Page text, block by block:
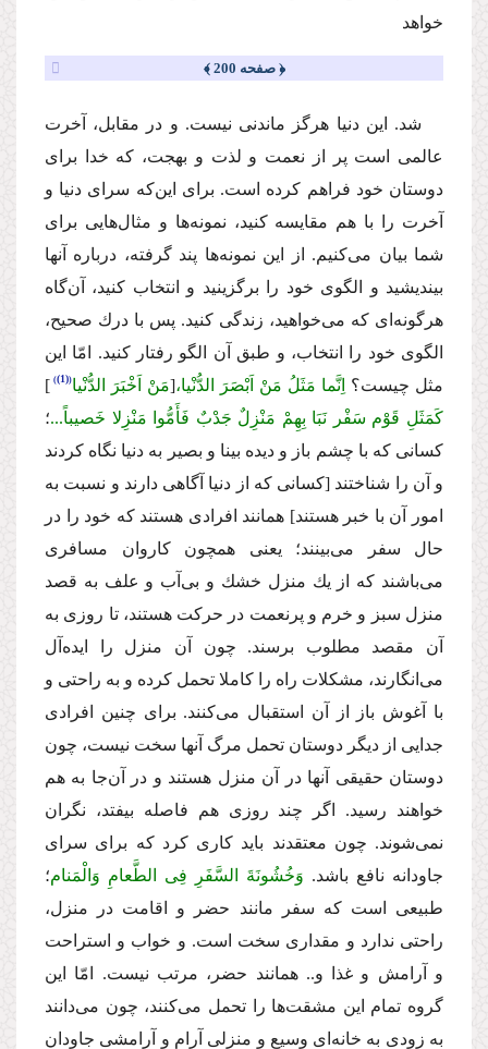
خواهد
﴿ صفحه 200 ﴾
شد. این دنیا هرگز ماندنى نیست. و در مقابل، آخرت
عالمى است پر از نعمت و لذت و بهجت، كه خدا براى
دوستان خود فراهم كرده است. براى این‌كه سراى دنیا و
آخرت را با هم مقایسه كنید، نمونه‌ها و مثال‌هایى براى
شما بیان مى‌كنیم. از این نمونه‌ها پند گرفته، درباره آنها
بیندیشید و الگوى خود را برگزینید و انتخاب كنید، آن‌گاه
هرگونه‌اى كه مى‌خواهید، زندگى كنید. پس با درك صحیح،
الگوى خود را انتخاب، و طبق آن الگو رفتار كنید. امّا این
مثل چیست؟ اِنَّما مَثَلُ مَنْ اَبْصَرَ الدُّنْیا،[مَنْ اَخْبَرَ الدُّنْیا (1)
]
كَمَثَلِ قَوْم سَفْر نَبَا بِهِمْ مَنْزِلٌ جَدْبٌ فَأَمُّوا مَنْزِلا خَصیباً...؛
كسانى كه با چشم باز و دیده بینا و بصیر به دنیا نگاه كردند
و آن را شناختند [كسانى كه از دنیا آگاهى دارند و نسبت به
امور آن با خبر هستند] همانند افرادى هستند كه خود را در
حال سفر مى‌بینند؛ یعنى همچون كاروان مسافرى
مى‌باشند كه از یك منزل خشك و بى‌آب و علف به قصد
منزل سبز و خرم و پرنعمت در حركت هستند، تا روزى به
آن مقصد مطلوب برسند. چون آن منزل را ایده‌آل
مى‌انگارند، مشكلات راه را كاملا تحمل كرده و به راحتى و
با آغوش باز از آن استقبال مى‌كنند. براى چنین افرادى
جدایى از دیگر دوستان تحمل مرگ آنها سخت نیست، چون
دوستان حقیقى آنها در آن منزل هستند و در آن‌جا به هم
خواهند رسید. اگر چند روزى هم فاصله بیفتد، نگران
نمى‌شوند. چون معتقدند باید كارى كرد كه براى سراى
جاودانه نافع باشد. وَخُشُونَةَ السَّفَرِ فِى الطَّعامِ وَالْمَنام؛
طبیعى است كه سفر مانند حضر و اقامت در منزل،
راحتى ندارد و مقدارى سخت است. و خواب و استراحت
و آرامش و غذا و.. همانند حضر، مرتب نیست. امّا این
گروه تمام این مشقت‌ها را تحمل مى‌كنند، چون مى‌دانند
به زودى به خانه‌اى وسیع و منزلى آرام و آرامشى جاودان